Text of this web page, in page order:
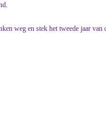
weg en stek het tweede jaar van